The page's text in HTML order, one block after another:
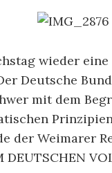
wieder
Deutsche
mit dem
der Weimarer